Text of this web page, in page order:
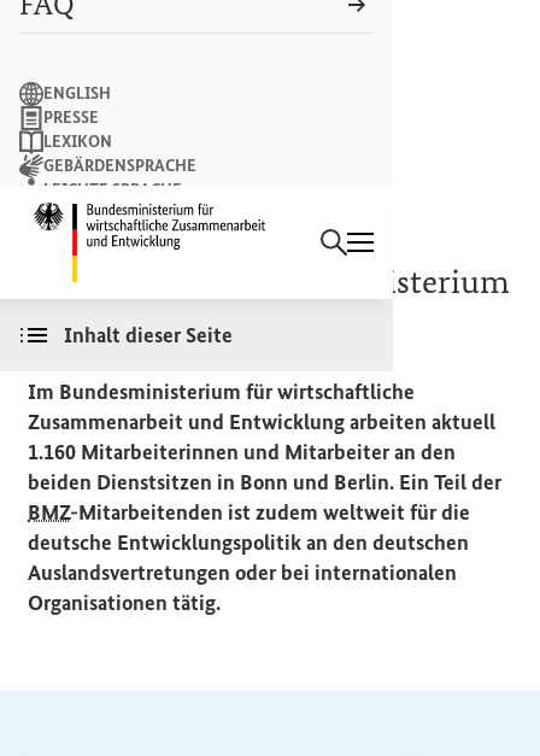
Suchbegriff
Suchen
ENGLISH
PRESSE
LEXIKON
GEBÄRDENSPRACHE
LEICHTE SPRACHE
NEWSLETTER
Inhalt dieser Seite
Das
Bundesentwicklungsministerium
(BMZ)
Im Bundesministerium für wirtschaftliche
Zusammenarbeit und Entwicklung arbeiten aktuell
1.160 Mitarbeiterinnen und Mitarbeiter an den
beiden Dienstsitzen in Bonn und Berlin. Ein Teil der
BMZ-Mitarbeitenden ist zudem weltweit für die
deutsche Entwicklungspolitik an den deutschen
Auslandsvertretungen oder bei internationalen
Organisationen tätig.